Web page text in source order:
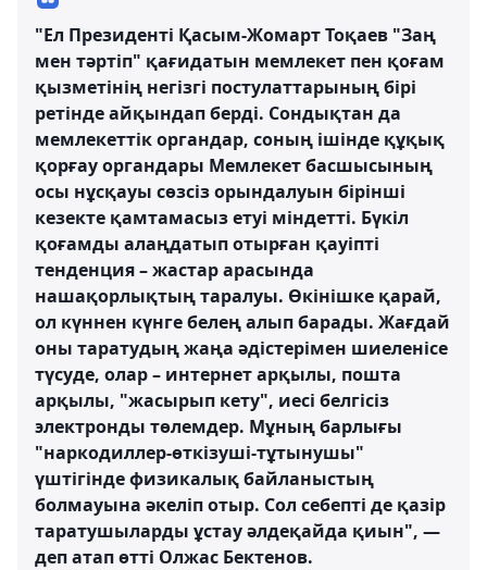
"Ел Президенті Қасым-Жомарт Тоқаев "Заң
мен тәртіп" қағидатын мемлекет пен қоғам
қызметінің негізгі постулаттарының бірі
ретінде айқындап берді. Сондықтан да
мемлекеттік органдар, соның ішінде құқық
қорғау органдары Мемлекет басшысының
осы нұсқауы сөзсіз орындалуын бірінші
кезекте қамтамасыз етуі міндетті. Бүкіл
қоғамды алаңдатып отырған қауіпті
тенденция – жастар арасында
нашақорлықтың таралуы. Өкінішке қарай,
ол күннен күнге белең алып барады. Жағдай
оны таратудың жаңа әдістерімен шиеленісе
түсуде, олар – интернет арқылы, пошта
арқылы, "жасырып кету", иесі белгісіз
электронды төлемдер. Мұның барлығы
"наркодиллер-өткізуші-тұтынушы"
үштігінде физикалық байланыстың
болмауына әкеліп отыр. Сол себепті де қазір
таратушыларды ұстау әлдеқайда қиын", —
деп атап өтті Олжас Бектенов.